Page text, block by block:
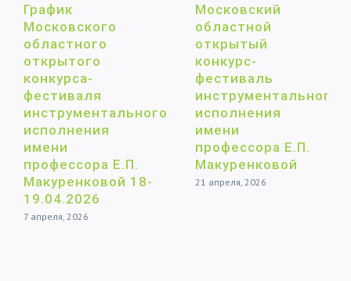
График
Московского
областного
открытого
конкурса-
фестиваля
инструментального
исполнения
имени
профессора Е.П.
Макуренковой 18-
19.04.2026
7 апреля, 2026
Московский
областной
открытый
конкурс-
фестиваль
инструментального
исполнения
имени
профессора Е.П.
Макуренковой
21 апреля, 2026